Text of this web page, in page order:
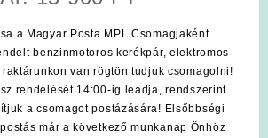
a Magyar Posta MPL Csomagjaként
benzinmotoros kerékpár, elektromos
van rögtön tudjuk csomagolni!
rendelését 14:00-ig leadja, rendszerint
a csomagot postázására! Elsőbbségi
már a következő munkanap Önhöz